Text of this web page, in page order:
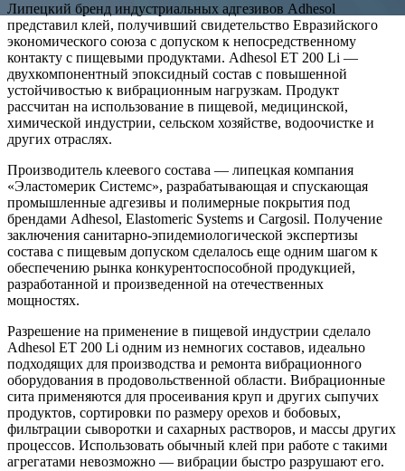
Липецкий бренд индустриальных адгезивов Adhesol
представил клей, получивший свидетельство Евразийского
экономического союза с допуском к непосредственному
контакту с пищевыми продуктами. Adhesol ET 200 Li —
двухкомпонентный эпоксидный состав с повышенной
устойчивостью к вибрационным нагрузкам. Продукт
рассчитан на использование в пищевой, медицинской,
химической индустрии, сельском хозяйстве, водоочистке и
других отраслях.
Производитель клеевого состава — липецкая компания
«Эластомерик Системс», разрабатывающая и спускающая
промышленные адгезивы и полимерные покрытия под
брендами Adhesol, Elastomeric Systems и Cargosil. Получение
заключения санитарно-эпидемиологической экспертизы
состава с пищевым допуском сделалось еще одним шагом к
обеспечению рынка конкурентоспособной продукцией,
разработанной и произведенной на отечественных
мощностях.
Разрешение на применение в пищевой индустрии сделало
Adhesol ET 200 Li одним из немногих составов, идеально
подходящих для производства и ремонта вибрационного
оборудования в продовольственной области. Вибрационные
сита применяются для просеивания круп и других сыпучих
продуктов, сортировки по размеру орехов и бобовых,
фильтрации сыворотки и сахарных растворов, и массы других
процессов. Использовать обычный клей при работе с такими
агрегатами невозможно — вибрации быстро разрушают его.